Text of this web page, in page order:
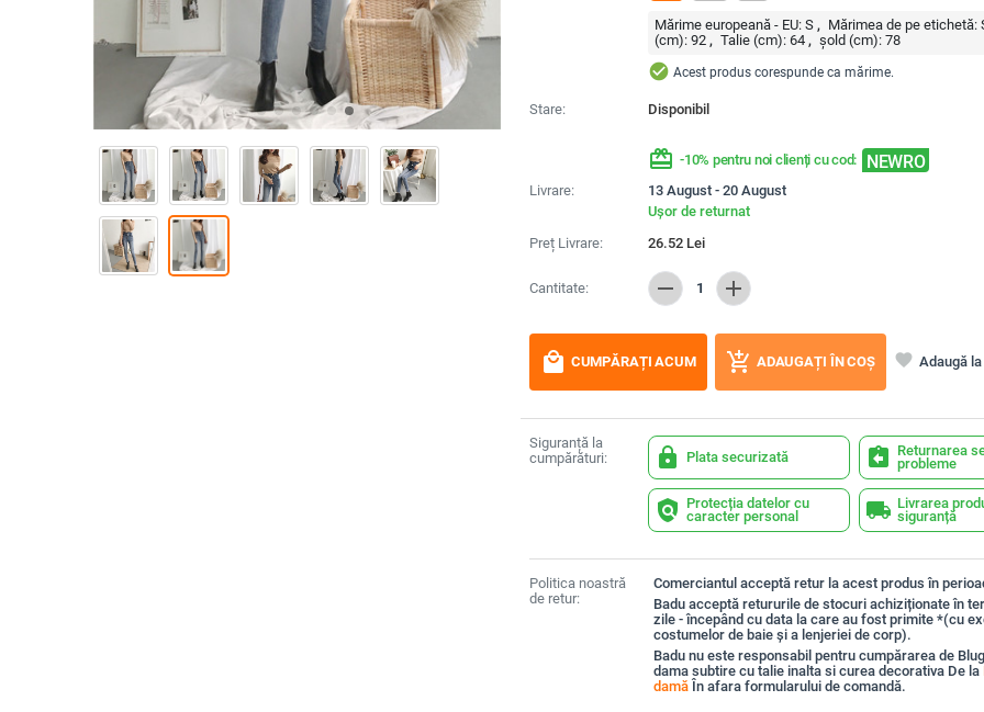
Mărime europeană - EU: S Mărimea de pe etichetă:
(cm): 92 Talie (cm): 64 șold (cm): 78
check_circle Acest produs corespunde ca mărime.
Stare: Disponibil
redeem -10% pentru noi clienți cu cod: NEWRO
Livrare:
13 August - 20 August
Ușor de returnat
Preț Livrare:
26.52Lei
Cantitate: remove 1 add
local_mall CUMPĂRAȚI ACUM add_shopping_cart ADAUGAȚI ÎN COȘ favorite Adaugă
Siguranță la
cumpărături:
lock Plata securizată assignment_return Returnarea
probleme
policy Protecția datelor cu
caracter personal
local_shipping Livrarea
siguranță
Politica noastră
de retur:
Comerciantul acceptă retur la acest produs în
Badu acceptă retururile de stocuri achiziționate în
zile - începând cu data la care au fost primite *(cu
costumelor de baie și a lenjeriei de corp).
Badu nu este responsabil pentru cumpărarea de
dama subtire cu talie inalta si curea decorativa De la
damăÎn afara formularului de comandă.